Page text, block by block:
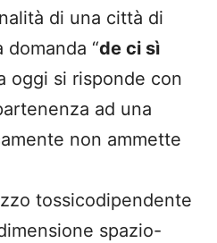
di una città di
“de ci sì
oggi si risponde con
ad una
non ammette
tossicodipendente
spazio-